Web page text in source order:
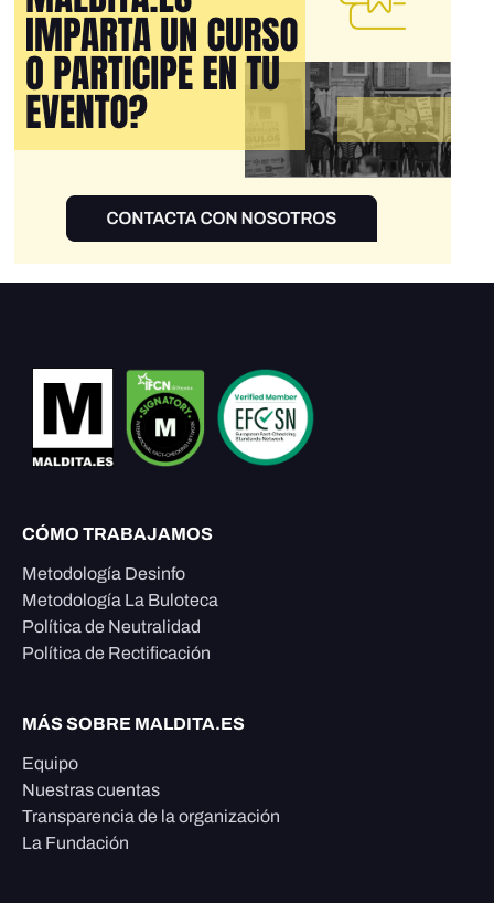
CÓMO TRABAJAMOS
Metodología Desinfo
Metodología La Buloteca
Política de Neutralidad
Política de Rectificación
MÁS SOBRE MALDITA.ES
Equipo
Nuestras cuentas
Transparencia de la organización
La Fundación